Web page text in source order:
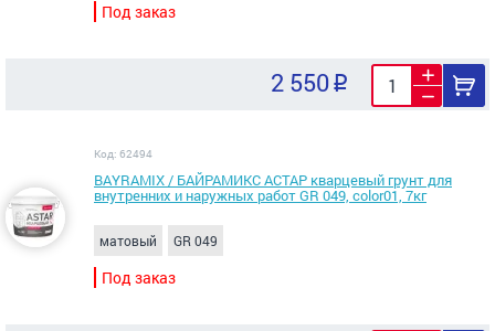
Под заказ
2 550
Код: 62494
BAYRAMIX / БАЙРАМИКС АСТАР кварцевый грунт для
внутренних и наружных работ GR 049, color01, 7кг
матовый GR 049
Под заказ